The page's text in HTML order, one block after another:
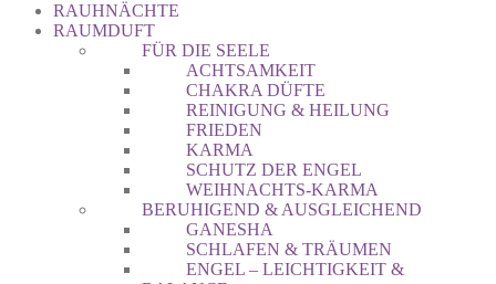
RAUHNÄCHTE
RAUMDUFT
FÜR DIE SEELE
ACHTSAMKEIT
CHAKRA DÜFTE
REINIGUNG & HEILUNG
FRIEDEN
KARMA
SCHUTZ DER ENGEL
WEIHNACHTS-KARMA
BERUHIGEND & AUSGLEICHEND
GANESHA
SCHLAFEN & TRÄUMEN
ENGEL – LEICHTIGKEIT &